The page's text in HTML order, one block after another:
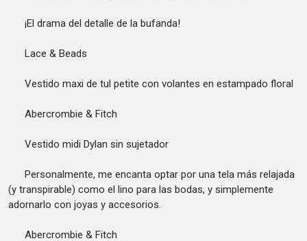
¡El drama del detalle de la bufanda!
Lace & Beads
Vestido maxi de tul petite con volantes en estampado floral
Abercrombie & Fitch
Vestido midi Dylan sin sujetador
Personalmente, me encanta optar por una tela más relajada
(y transpirable) como el lino para las bodas, y simplemente
adornarlo con joyas y accesorios.
Abercrombie & Fitch